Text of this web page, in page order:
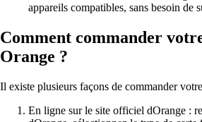
appareils compatibles, sans besoin de
Comment commander
Orange ?
Il existe plusieurs façons de commander
En ligne sur le site officiel dOrange :